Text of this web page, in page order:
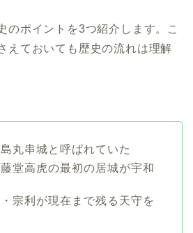
のポイントを3つ紹介します。こ
えておいても歴史の流れは理解
丸串城と呼ばれていた
堂高虎の最初の居城が宇和
宗利が現在まで残る天守を